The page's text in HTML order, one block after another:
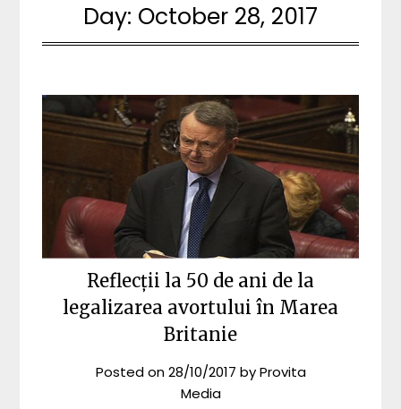
Day: October 28, 2017
Reflecții la 50 de ani de la
legalizarea avortului în Marea
Britanie
Posted on28/10/2017 byProvita
Media